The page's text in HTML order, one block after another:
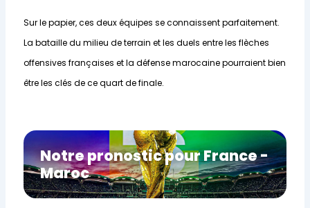
Sur le papier, ces deux équipes se connaissent parfaitement.
La bataille du milieu de terrain et les duels entre les flèches
offensives françaises et la défense marocaine pourraient bien
être les clés de ce quart de finale.
Notre pronostic pour France -
Maroc